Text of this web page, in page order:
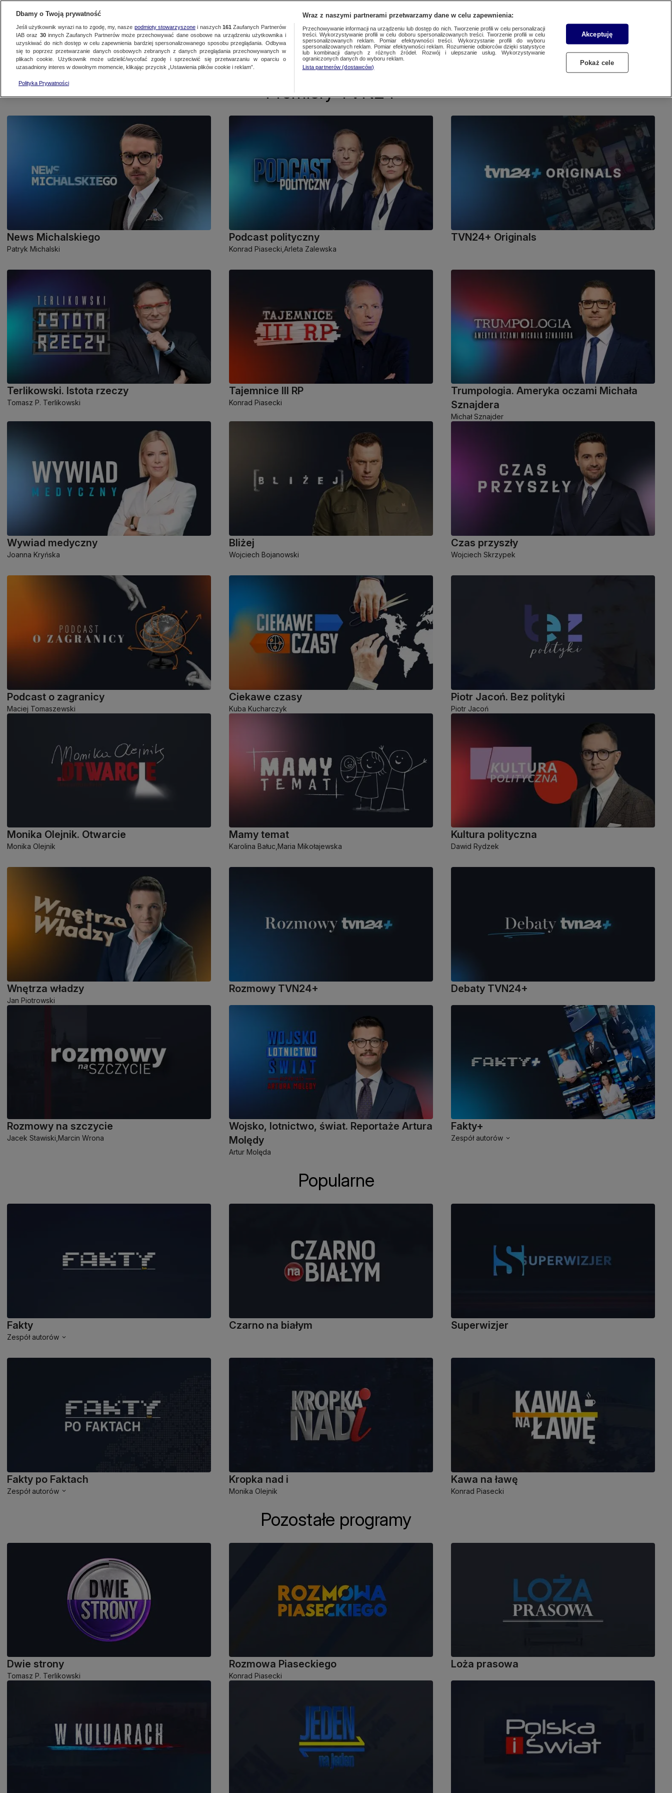
Wpisz szukane słowo
Zaloguj się
Na żywoProgramyFilmy dokumentalnePodcasty Artykuły Newslettery CzytajSłuchaj
Premiery TVN24+
News Michalskiego
Patryk Michalski
Podcast polityczny
Konrad Piasecki, Arleta Zalewska
TVN24+ Originals
Terlikowski. Istota rzeczy
Tomasz P. Terlikowski
Tajemnice III RP
Konrad Piasecki
Trumpologia. Ameryka oczami Michała
Sznajdera
Michał Sznajder
Wywiad medyczny
Joanna Kryńska
Bliżej
Wojciech Bojanowski
Czas przyszły
Wojciech Skrzypek
Podcast o zagranicy
Maciej Tomaszewski
Ciekawe czasy
Kuba Kucharczyk
Piotr Jacoń. Bez polityki
Piotr Jacoń
Monika Olejnik. Otwarcie
Monika Olejnik
Mamy temat
Karolina Bałuc, Maria Mikołajewska
Kultura polityczna
Dawid Rydzek
Wnętrza władzy
Jan Piotrowski
Rozmowy TVN24+ Debaty TVN24+
Rozmowy na szczycie
Jacek Stawiski,Marcin Wrona
Wojsko, lotnictwo, świat. Reportaże Artura
Molędy
Artur Molęda
Fakty+
Zespół autorów
Popularne
Fakty
Zespół autorów
Czarno na białym Superwizjer
Fakty po Faktach
Zespół autorów
Kropka nad i
Monika Olejnik
Kawa na ławę
Konrad Piasecki
Pozostałe programy
Dwie strony
Tomasz P. Terlikowski
Rozmowa Piaseckiego
Konrad Piasecki
Loża prasowa
Dbamy o Twoją prywatność
Jeśli użytkownik wyrazi na to zgodę, my, nasze podmioty stowarzyszonei naszych 161 Zaufanych Partnerów
IAB oraz 30innych Zaufanych Partnerów może przechowywać dane osobowe na urządzeniu użytkownika i
uzyskiwać do nich dostęp w celu zapewnienia bardziej spersonalizowanego sposobu przeglądania. Odbywa
się to poprzez przetwarzanie danych osobowych zebranych z danych przeglądania przechowywanych w
plikach cookie. Użytkownik może udzielić/wycofać zgodę i sprzeciwić się przetwarzaniu w oparciu o
uzasadniony interes w dowolnym momencie, klikając przycisk „Ustawienia plików cookie i reklam”.
Polityka Prywatności
Wraz z naszymi partnerami przetwarzamy dane w celu zapewnienia:
Przechowywanie informacji na urządzeniu lub dostęp do nich. Tworzenie profili w celu personalizacji
treści. Wykorzystywanie profili w celu doboru spersonalizowanych treści. Tworzenie profili w celu
spersonalizowanych reklam. Pomiar efektywności treści. Wykorzystanie profili do wyboru
spersonalizowanych reklam. Pomiar efektywności reklam. Rozumienie odbiorców dzięki statystyce
lub kombinacji danych z różnych źródeł. Rozwój i ulepszanie usług. Wykorzystywanie
ograniczonych danych do wyboru reklam.
Lista partnerów (dostawców)
Akceptuję
Pokaż cele